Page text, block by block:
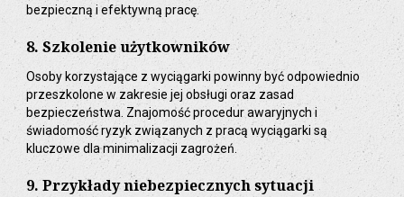
bezpieczną i efektywną pracę.
8. Szkolenie użytkowników
Osoby korzystające z wyciągarki powinny być odpowiednio
przeszkolone w zakresie jej obsługi oraz zasad
bezpieczeństwa. Znajomość procedur awaryjnych i
świadomość ryzyk związanych z pracą wyciągarki są
kluczowe dla minimalizacji zagrożeń.
9. Przykłady niebezpiecznych sytuacji